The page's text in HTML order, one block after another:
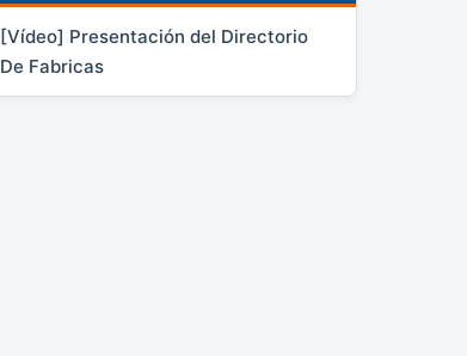
[Vídeo] Presentación del Directorio
De Fabricas